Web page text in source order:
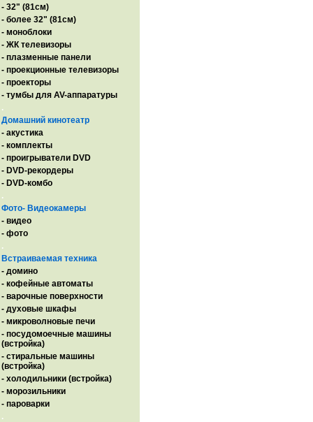
- 32" (81см)
- более 32" (81см)
- моноблоки
- ЖК телевизоры
- плазменные панели
- проекционные телевизоры
- проекторы
- тумбы для AV-аппаратуры
.
Домашний кинотеатр
- акустика
- комплекты
- проигрыватели DVD
- DVD-рекордеры
- DVD-комбо
.
Фото- Видеокамеры
- видео
- фото
.
Встраиваемая техника
- домино
- кофейные автоматы
- варочные поверхности
- духовые шкафы
- микроволновые печи
- посудомоечные машины
(встройка)
- стиральные машины
(встройка)
- холодильники (встройка)
- морозильники
- пароварки
.